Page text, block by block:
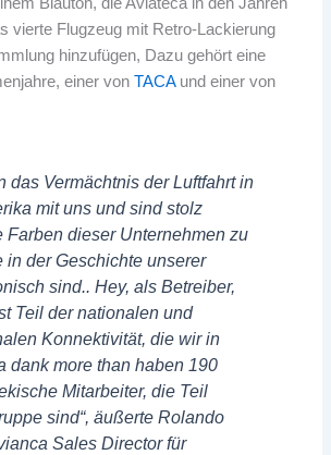
vierte Flugzeug mit Retro-Lackierung
hinzufügen, Dazu gehört eine
einer vonTACAund einer von
das Vermächtnis der Luftfahrt in
mit uns und sind stolz
Farben dieser Unternehmen zu
in der Geschichte unserer
sind.. Hey, als Betreiber,
Teil der nationalen und
Konnektivität, die wir in
dank more than haben 190
Mitarbeiter, die Teil
sind“, äußerte Rolando
Sales Director für